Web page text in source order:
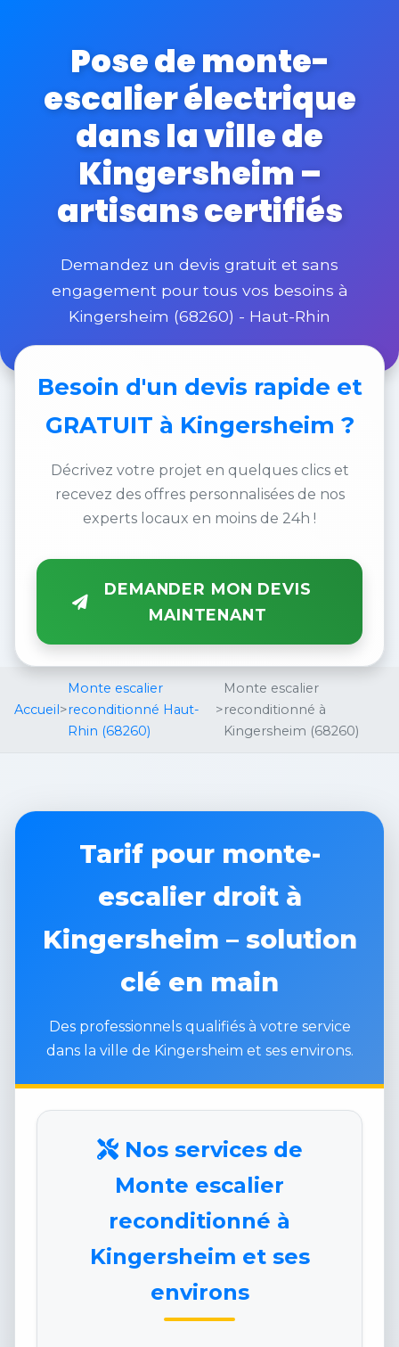
Pose de monte-
escalier électrique
dans la ville de
Kingersheim –
artisans certifiés
Demandez un devis gratuit et sans
engagement pour tous vos besoins à
Kingersheim (68260) - Haut-Rhin
Besoin d'un devis rapide et
GRATUIT à Kingersheim ?
Décrivez votre projet en quelques clics et
recevez des offres personnalisées de nos
experts locaux en moins de 24h !
DEMANDER MON DEVIS
MAINTENANT
Accueil >
Monte escalier
reconditionné Haut-
Rhin (68260)
>
Monte escalier
reconditionné à
Kingersheim (68260)
Tarif pour monte-
escalier droit à
Kingersheim – solution
clé en main
Des professionnels qualifiés à votre service
dans la ville de Kingersheim et ses environs.
Nos services de
Monte escalier
reconditionné à
Kingersheim et ses
environs